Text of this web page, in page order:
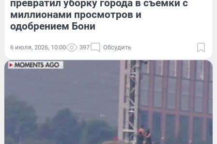
превратил уборку города в съемки с
миллионами просмотров и
одобрением Бони
6 июля, 2026, 10:00 397 Обсудить